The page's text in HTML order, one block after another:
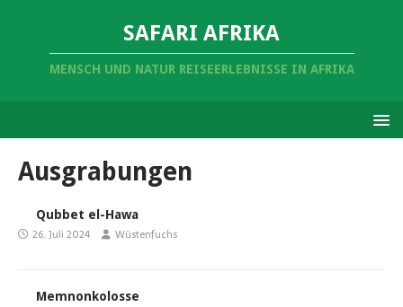
SAFARI AFRIKA
MENSCH UND NATUR REISEERLEBNISSE IN AFRIKA
Ausgrabungen
Qubbet el-Hawa
26. Juli 2024 Wüstenfuchs
Memnonkolosse